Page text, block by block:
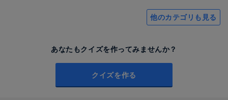
他のカテゴリも見る
あなたもクイズを作ってみませんか？
クイズを作る